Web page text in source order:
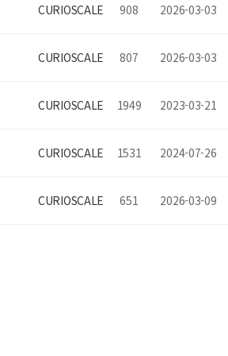
CURIOSCALE 908 2026-03-03
CURIOSCALE 807 2026-03-03
CURIOSCALE 1949 2023-03-21
CURIOSCALE 1531 2024-07-26
CURIOSCALE 651 2026-03-09